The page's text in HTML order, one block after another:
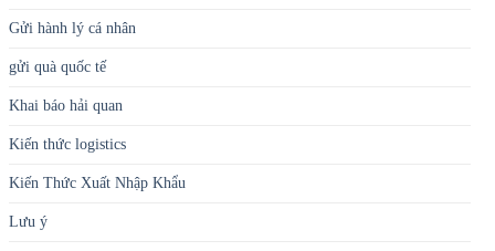
Gửi hành lý cá nhân
gửi quà quốc tế
Khai báo hải quan
Kiến thức logistics
Kiến Thức Xuất Nhập Khẩu
Lưu ý